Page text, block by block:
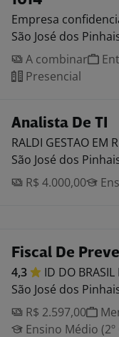
Empresa
São José dos
A combinar
Presencial
Analista De TI
RALDI GESTAO EM
São José dos
R$ 4.000,00
Fiscal De
4,3 ID DO BRASIL
São José dos
R$ 2.597,00
Ensino Médio (2º